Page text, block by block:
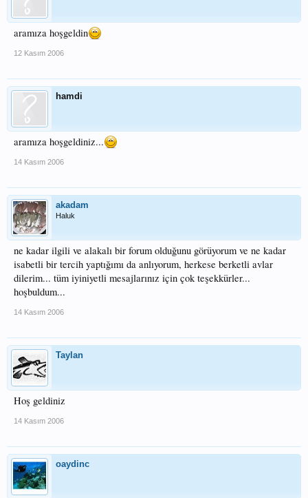
aramıza hoşgeldin
12 Kasım 2006
hamdi
aramıza hoşgeldiniz...
14 Kasım 2006
akadam
Haluk
ne kadar ilgili ve alakalı bir forum olduğunu görüyorum ve ne kadar
isabetli bir tercih yaptığımı da anlıyorum, herkese berketli avlar
dilerim... tüm iyiniyetli mesajlarınız için çok teşekkürler...
hoşbuldum...
14 Kasım 2006
Taylan
Hoş geldiniz
14 Kasım 2006
oaydinc